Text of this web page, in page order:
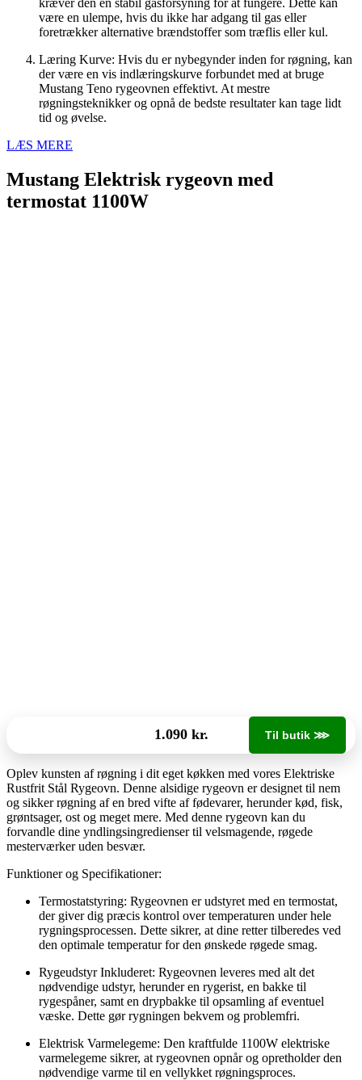
være en ulempe, hvis du ikke har adgang til gas eller
foretrækker alternative brændstoffer som træflis eller kul.
Læring Kurve: Hvis du er nybegynder inden for røgning, kan
der være en vis indlæringskurve forbundet med at bruge
Mustang Teno rygeovnen effektivt. At mestre
røgningsteknikker og opnå de bedste resultater kan tage lidt
tid og øvelse.
LÆS MERE
Mustang Elektrisk rygeovn med
termostat 1100W
1.090 kr. Til butik ⋙
Oplev kunsten af røgning i dit eget køkken med vores Elektriske
Rustfrit Stål Rygeovn. Denne alsidige rygeovn er designet til nem
og sikker røgning af en bred vifte af fødevarer, herunder kød, fisk,
grøntsager, ost og meget mere. Med denne rygeovn kan du
forvandle dine yndlingsingredienser til velsmagende, røgede
mesterværker uden besvær.
Funktioner og Specifikationer:
Termostatstyring: Rygeovnen er udstyret med en termostat,
der giver dig præcis kontrol over temperaturen under hele
rygningsprocessen. Dette sikrer, at dine retter tilberedes ved
den optimale temperatur for den ønskede røgede smag.
Rygeudstyr Inkluderet: Rygeovnen leveres med alt det
nødvendige udstyr, herunder en rygerist, en bakke til
rygespåner, samt en drypbakke til opsamling af eventuel
væske. Dette gør rygningen bekvem og problemfri.
Elektrisk Varmelegeme: Den kraftfulde 1100W elektriske
varmelegeme sikrer, at rygeovnen opnår og opretholder den
nødvendige varme til en vellykket røgningsproces.